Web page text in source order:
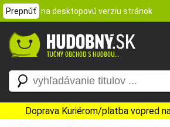
Prepnúť na desktopovú verziu stránok
Doprava Kuriérom/platba vopred